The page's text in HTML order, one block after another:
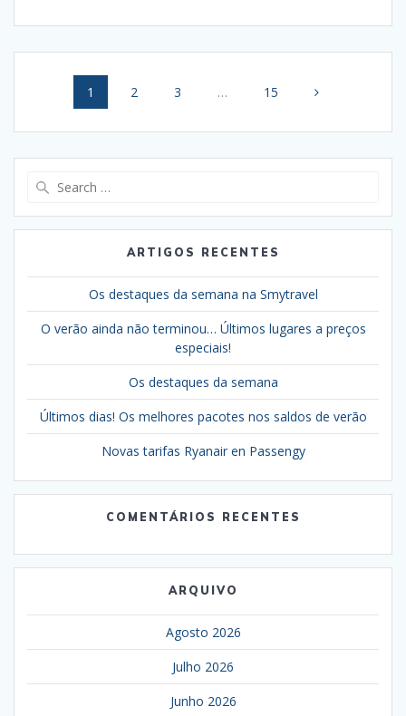
Posts
navigation
Page
1 Page
2 Page
3 … Page
15
ARTIGOS RECENTES
Os destaques da semana na Smytravel
O verão ainda não terminou… Últimos lugares a preços
especiais!
Os destaques da semana
Últimos dias! Os melhores pacotes nos saldos de verão
Novas tarifas Ryanair en Passengy
COMENTÁRIOS RECENTES
ARQUIVO
Agosto 2026
Julho 2026
Junho 2026